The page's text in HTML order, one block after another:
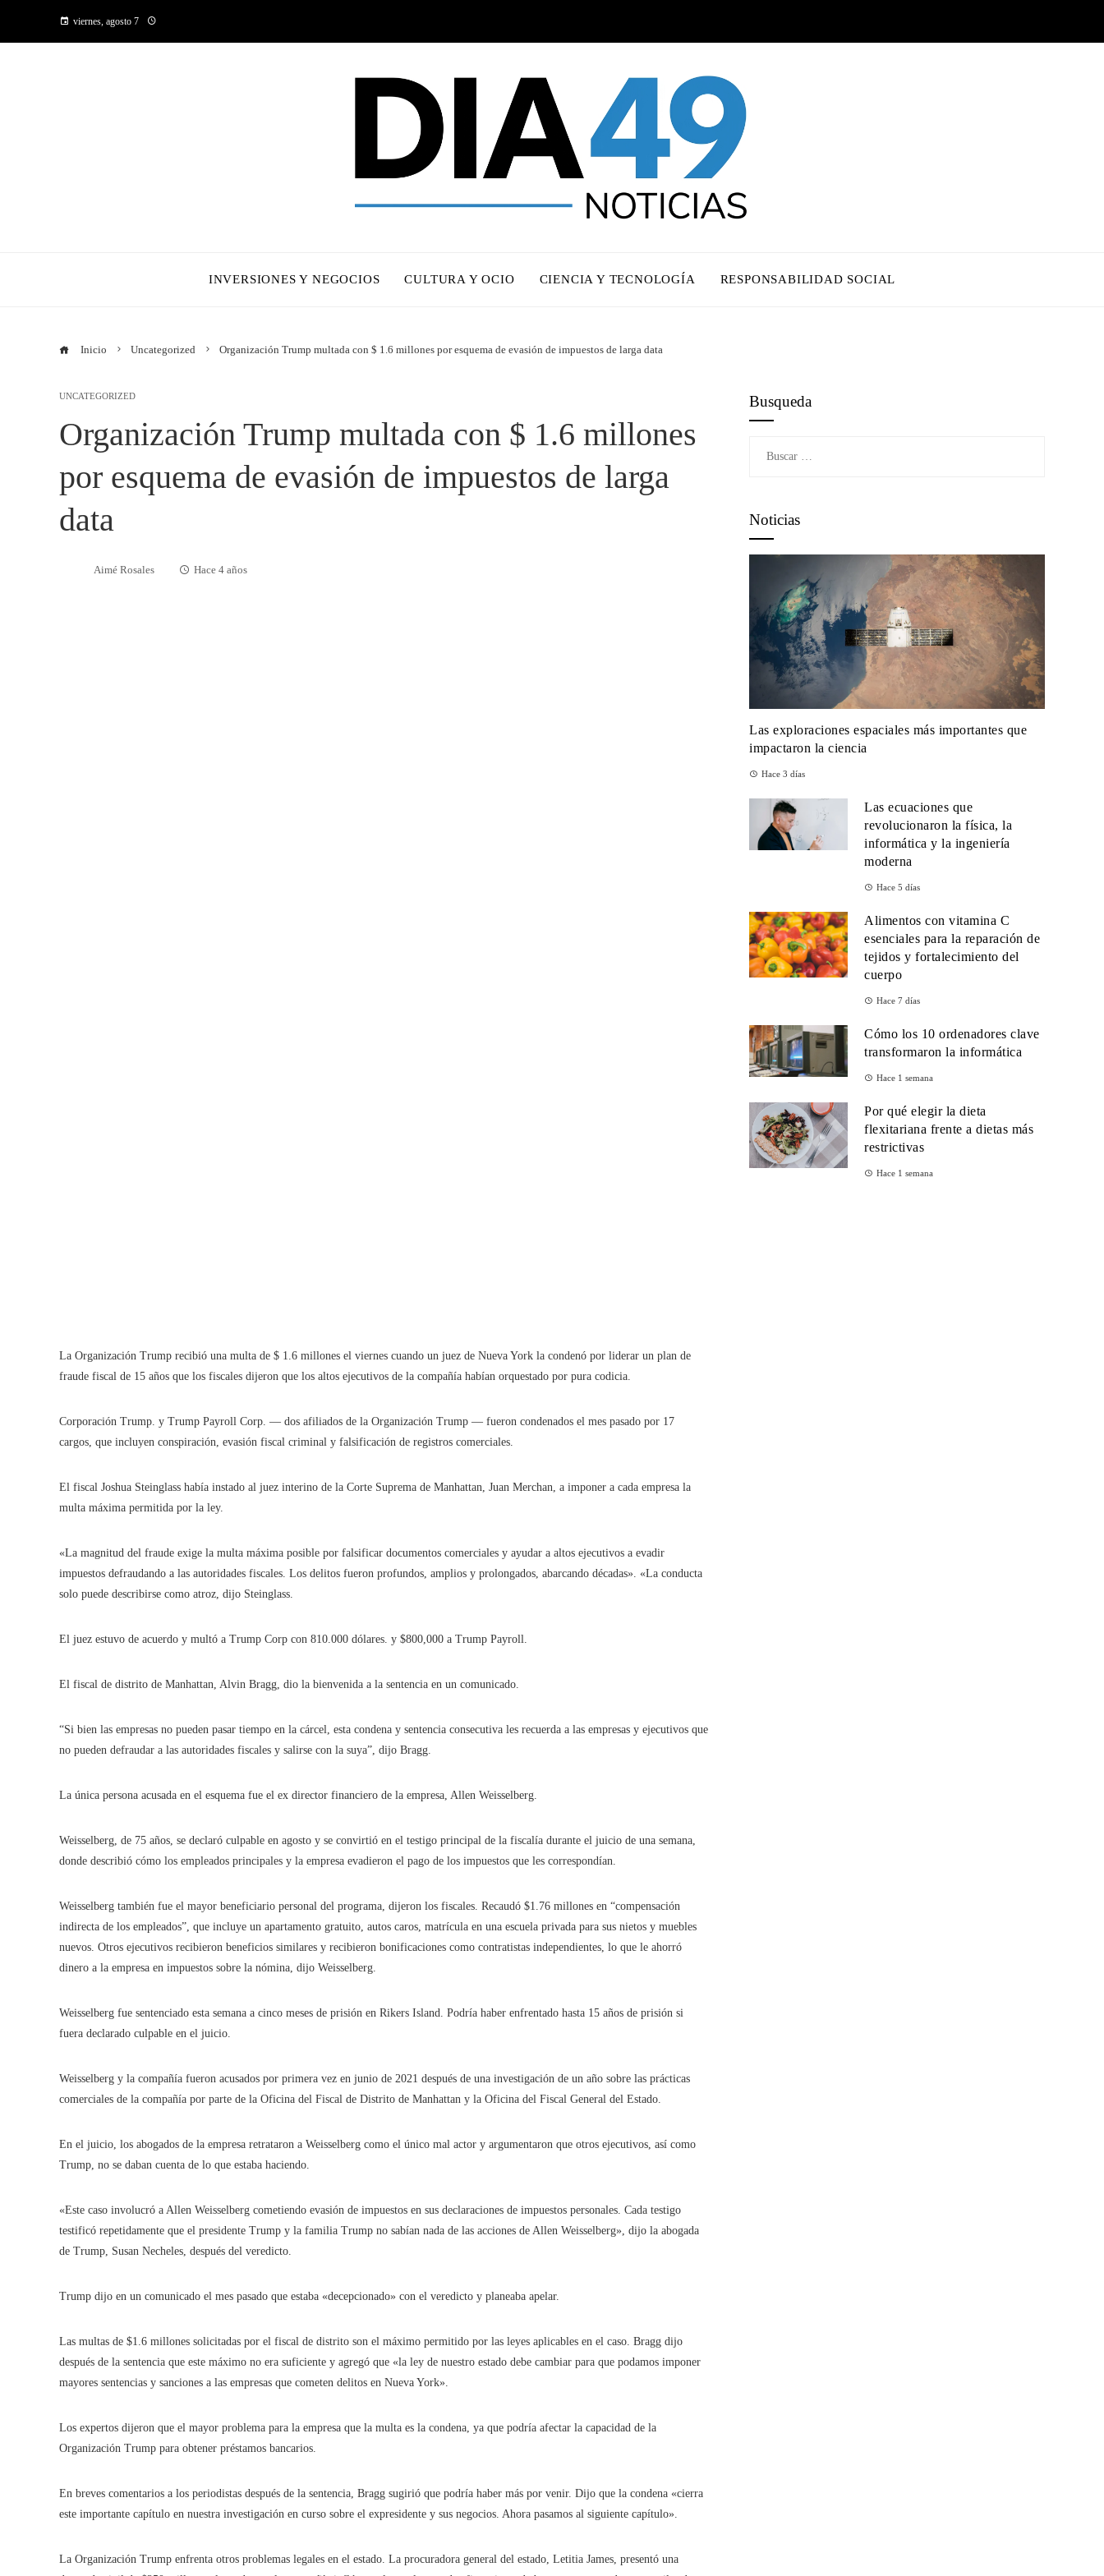
viernes, agosto 7
INVERSIONES Y NEGOCIOS CULTURA Y OCIO CIENCIA Y TECNOLOGÍA RESPONSABILIDAD SOCIAL
Inicio Uncategorized Organización Trump multada con $ 1.6 millones por esquema de evasión de impuestos de larga data
UNCATEGORIZED
Organización Trump multada con $ 1.6 millones
por esquema de evasión de impuestos de larga
data
Aimé Rosales Hace 4 años
La Organización Trump recibió una multa de $ 1.6 millones el viernes cuando un juez de Nueva York la condenó por liderar un plan de
fraude fiscal de 15 años que los fiscales dijeron que los altos ejecutivos de la compañía habían orquestado por pura codicia.
Corporación Trump. y Trump Payroll Corp. — dos afiliados de la Organización Trump — fueron condenados el mes pasado por 17
cargos, que incluyen conspiración, evasión fiscal criminal y falsificación de registros comerciales.
El fiscal Joshua Steinglass había instado al juez interino de la Corte Suprema de Manhattan, Juan Merchan, a imponer a cada empresa la
multa máxima permitida por la ley.
«La magnitud del fraude exige la multa máxima posible por falsificar documentos comerciales y ayudar a altos ejecutivos a evadir
impuestos defraudando a las autoridades fiscales. Los delitos fueron profundos, amplios y prolongados, abarcando décadas». «La conducta
solo puede describirse como atroz, dijo Steinglass.
El juez estuvo de acuerdo y multó a Trump Corp con 810.000 dólares. y $800,000 a Trump Payroll.
El fiscal de distrito de Manhattan, Alvin Bragg, dio la bienvenida a la sentencia en un comunicado.
“Si bien las empresas no pueden pasar tiempo en la cárcel, esta condena y sentencia consecutiva les recuerda a las empresas y ejecutivos que
no pueden defraudar a las autoridades fiscales y salirse con la suya”, dijo Bragg.
La única persona acusada en el esquema fue el ex director financiero de la empresa, Allen Weisselberg.
Weisselberg, de 75 años, se declaró culpable en agosto y se convirtió en el testigo principal de la fiscalía durante el juicio de una semana,
donde describió cómo los empleados principales y la empresa evadieron el pago de los impuestos que les correspondían.
Weisselberg también fue el mayor beneficiario personal del programa, dijeron los fiscales. Recaudó $1.76 millones en “compensación
indirecta de los empleados”, que incluye un apartamento gratuito, autos caros, matrícula en una escuela privada para sus nietos y muebles
nuevos. Otros ejecutivos recibieron beneficios similares y recibieron bonificaciones como contratistas independientes, lo que le ahorró
dinero a la empresa en impuestos sobre la nómina, dijo Weisselberg.
Weisselberg fue sentenciado esta semana a cinco meses de prisión en Rikers Island. Podría haber enfrentado hasta 15 años de prisión si
fuera declarado culpable en el juicio.
Weisselberg y la compañía fueron acusados ​​por primera vez en junio de 2021 después de una investigación de un año sobre las prácticas
comerciales de la compañía por parte de la Oficina del Fiscal de Distrito de Manhattan y la Oficina del Fiscal General del Estado.
En el juicio, los abogados de la empresa retrataron a Weisselberg como el único mal actor y argumentaron que otros ejecutivos, así como
Trump, no se daban cuenta de lo que estaba haciendo.
«Este caso involucró a Allen Weisselberg cometiendo evasión de impuestos en sus declaraciones de impuestos personales. Cada testigo
testificó repetidamente que el presidente Trump y la familia Trump no sabían nada de las acciones de Allen Weisselberg», dijo la abogada
de Trump, Susan Necheles, después del veredicto.
Trump dijo en un comunicado el mes pasado que estaba «decepcionado» con el veredicto y planeaba apelar.
Las multas de $1.6 millones solicitadas por el fiscal de distrito son el máximo permitido por las leyes aplicables en el caso. Bragg dijo
después de la sentencia que este máximo no era suficiente y agregó que «la ley de nuestro estado debe cambiar para que podamos imponer
mayores sentencias y sanciones a las empresas que cometen delitos en Nueva York».
Los expertos dijeron que el mayor problema para la empresa que la multa es la condena, ya que podría afectar la capacidad de la
Organización Trump para obtener préstamos bancarios.
En breves comentarios a los periodistas después de la sentencia, Bragg sugirió que podría haber más por venir. Dijo que la condena «cierra
este importante capítulo en nuestra investigación en curso sobre el expresidente y sus negocios. Ahora pasamos al siguiente capítulo».
La Organización Trump enfrenta otros problemas legales en el estado. La procuradora general del estado, Letitia James, presentó una
Busqueda
Noticias
Las exploraciones espaciales más importantes que
impactaron la ciencia
Hace 3 días
Las ecuaciones que
revolucionaron la física, la
informática y la ingeniería
moderna
Hace 5 días
Alimentos con vitamina C
esenciales para la reparación de
tejidos y fortalecimiento del
cuerpo
Hace 7 días
Cómo los 10 ordenadores clave
transformaron la informática
Hace 1 semana
Por qué elegir la dieta
flexitariana frente a dietas más
restrictivas
Hace 1 semana